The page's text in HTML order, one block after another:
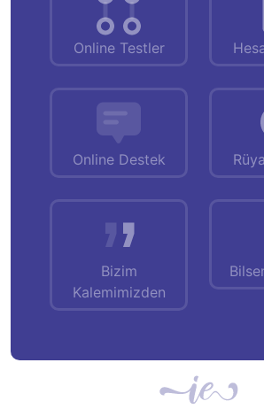
Online Testler
Online Destek
Bizim
Kalemimizden